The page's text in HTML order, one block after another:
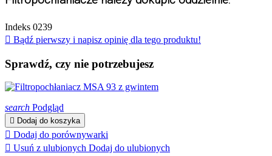
Indeks 0239
 Bądź pierwszy i napisz opinię dla tego produktu!
Sprawdź, czy nie potrzebujesz
search Podgląd
 Dodaj do koszyka
 Dodaj do porównywarki
 Usuń z ulubionych Dodaj do ulubionych